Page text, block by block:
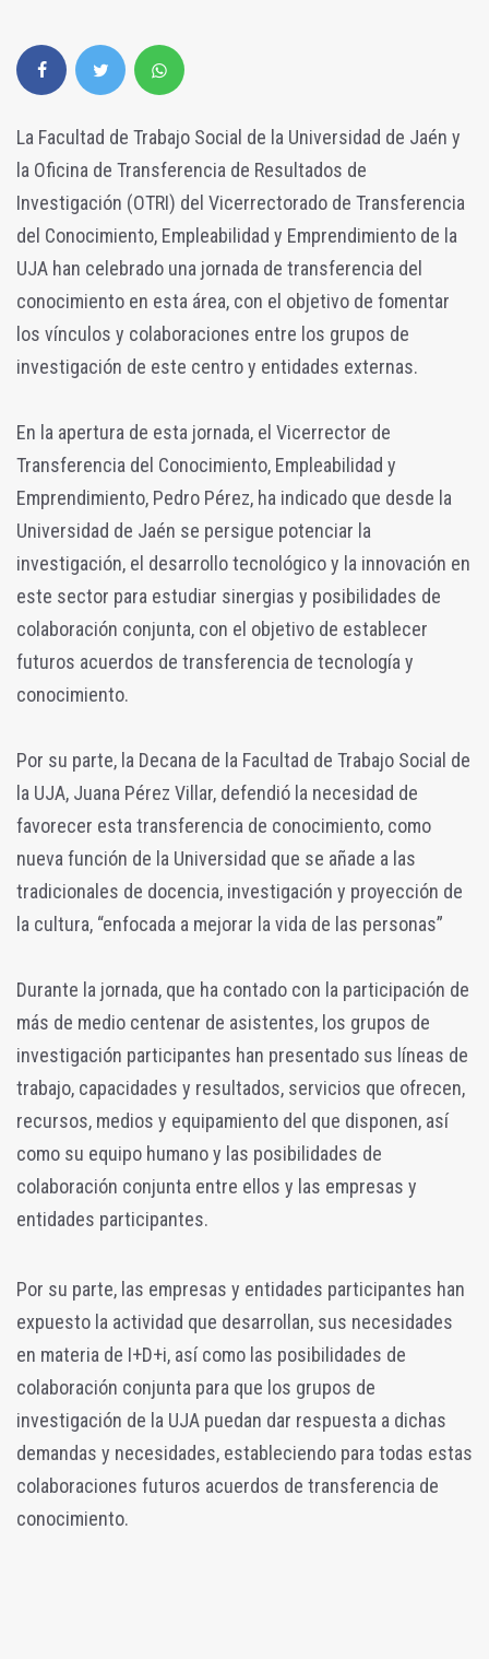
La Facultad de Trabajo Social de la Universidad de Jaén y
la Oficina de Transferencia de Resultados de
Investigación (OTRI) del Vicerrectorado de Transferencia
del Conocimiento, Empleabilidad y Emprendimiento de la
UJA han celebrado una jornada de transferencia del
conocimiento en esta área, con el objetivo de fomentar
los vínculos y colaboraciones entre los grupos de
investigación de este centro y entidades externas.
En la apertura de esta jornada, el Vicerrector de
Transferencia del Conocimiento, Empleabilidad y
Emprendimiento, Pedro Pérez, ha indicado que desde la
Universidad de Jaén se persigue potenciar la
investigación, el desarrollo tecnológico y la innovación en
este sector para estudiar sinergias y posibilidades de
colaboración conjunta, con el objetivo de establecer
futuros acuerdos de transferencia de tecnología y
conocimiento.
Por su parte, la Decana de la Facultad de Trabajo Social de
la UJA, Juana Pérez Villar, defendió la necesidad de
favorecer esta transferencia de conocimiento, como
nueva función de la Universidad que se añade a las
tradicionales de docencia, investigación y proyección de
la cultura, “enfocada a mejorar la vida de las personas”
Durante la jornada, que ha contado con la participación de
más de medio centenar de asistentes, los grupos de
investigación participantes han presentado sus líneas de
trabajo, capacidades y resultados, servicios que ofrecen,
recursos, medios y equipamiento del que disponen, así
como su equipo humano y las posibilidades de
colaboración conjunta entre ellos y las empresas y
entidades participantes.
Por su parte, las empresas y entidades participantes han
expuesto la actividad que desarrollan, sus necesidades
en materia de I+D+i, así como las posibilidades de
colaboración conjunta para que los grupos de
investigación de la UJA puedan dar respuesta a dichas
demandas y necesidades, estableciendo para todas estas
colaboraciones futuros acuerdos de transferencia de
conocimiento.